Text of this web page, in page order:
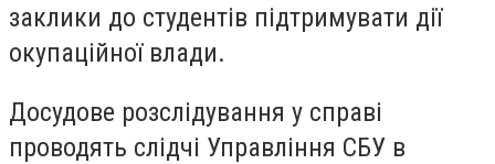
заклики до студентів підтримувати дії
окупаційної влади.
Досудове розслідування у справі
проводять слідчі Управління СБУ в